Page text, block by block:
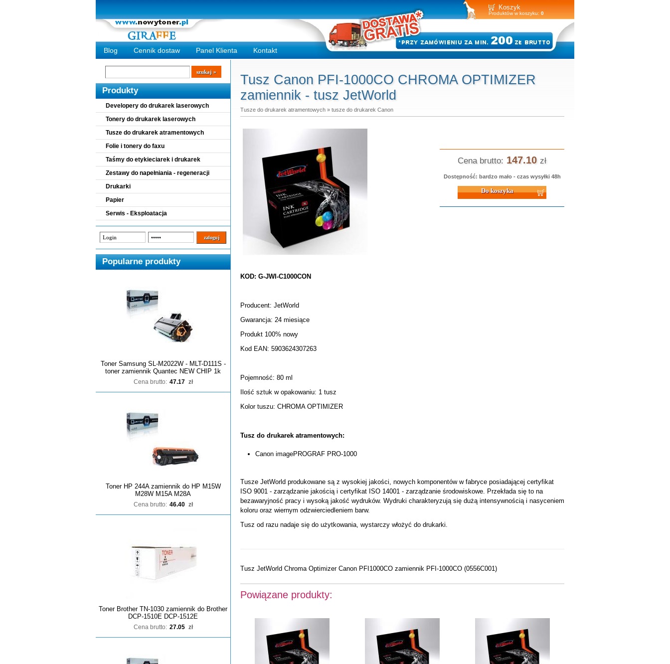
Koszyk
Produktów w koszyku: 0
Blog Cennik dostaw Panel Klienta Kontakt
Wyszukiwarka
szukaj
Produkty
Developery do drukarek laserowych
Tonery do drukarek laserowych
Tusze do drukarek atramentowych
Folie i tonery do faxu
Taśmy do etykieciarek i drukarek
Zestawy do napełniania - regeneracji
Drukarki
Papier
Serwis - Eksploatacja
Popularne produkty
Toner Samsung SL-M2022W - MLT-D111S -
toner zamiennik Quantec NEW CHIP 1k
Cena brutto: 47.17 zł
Toner HP 244A zamiennik do HP M15W
M28W M15A M28A
Cena brutto: 46.40 zł
Toner Brother TN-1030 zamiennik do Brother
DCP-1510E DCP-1512E
Cena brutto: 27.05 zł
Tusz Canon PFI-1000CO CHROMA OPTIMIZER
zamiennik - tusz JetWorld
Tusze do drukarek atramentowych » tusze do drukarek Canon
Cena brutto: 147.10 zł
Dostępność: bardzo mało - czas wysyłki 48h
Do koszyka
KOD: G-JWI-C1000CON
Producent: JetWorld
Gwarancja: 24 miesiące
Produkt 100% nowy
Kod EAN: 5903624307263
Pojemność: 80 ml
Ilość sztuk w opakowaniu: 1 tusz
Kolor tuszu: CHROMA OPTIMIZER
Tusz do drukarek atramentowych:
Canon imagePROGRAF PRO-1000
Tusze JetWorld produkowane są z wysokiej jakości, nowych komponentów w fabryce posiadającej certyfikat
ISO 9001 - zarządzanie jakością i certyfikat ISO 14001 - zarządzanie środowiskowe. Przekłada się to na
bezawaryjność pracy i wysoką jakość wydruków. Wydruki charakteryzują się dużą intensywnością i nasyceniem
koloru oraz wiernym odzwierciedleniem barw.
Tusz od razu nadaje się do użytkowania, wystarczy włożyć do drukarki.
Tusz JetWorld Chroma Optimizer Canon PFI1000CO zamiennik PFI-1000CO (0556C001)
Powiązane produkty: